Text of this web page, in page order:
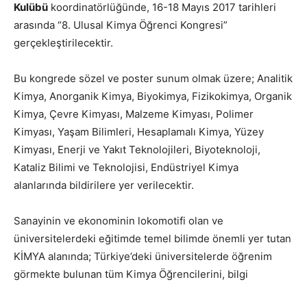
Kulübü koordinatörlüğünde, 16-18 Mayıs 2017 tarihleri
arasında “8. Ulusal Kimya Öğrenci Kongresi”
gerçekleştirilecektir.
Bu kongrede sözel ve poster sunum olmak üzere; Analitik
Kimya, Anorganik Kimya, Biyokimya, Fizikokimya, Organik
Kimya, Çevre Kimyası, Malzeme Kimyası, Polimer
Kimyası, Yaşam Bilimleri, Hesaplamalı Kimya, Yüzey
Kimyası, Enerji ve Yakıt Teknolojileri, Biyoteknoloji,
Kataliz Bilimi ve Teknolojisi, Endüstriyel Kimya
alanlarında bildirilere yer verilecektir.
Sanayinin ve ekonominin lokomotifi olan ve
üniversitelerdeki eğitimde temel bilimde önemli yer tutan
KİMYA alanında; Türkiye’deki üniversitelerde öğrenim
görmekte bulunan tüm Kimya Öğrencilerini, bilgi